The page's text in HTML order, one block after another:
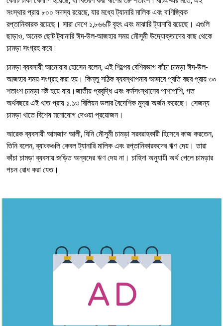
সংস্থার প্রায় ৮০০ সদস্য রয়েছে, যার মধ্যে ট্যানারি মালিক এবং বাণিজ্যিক
রপ্তানিকারক রয়েছে। সারা দেশে ১,৮৬৬টি বৃহৎ এবং মাঝারি ট্যানারি রয়েছে। এগুলি
ছাড়াও, অনেক ছোট ট্যানারি ঈদ-উল-আজহার সময় মৌসুমী উদ্যোক্তাদের কাছ থেকে
চামড়া সংগ্রহ করে।
চামড়া ব্যবসায়ী আনোয়ার হোসেন বলেন, এই শিল্পের বেশিরভাগ কাঁচা চামড়া ঈদ-উল-
আজহার সময় সংগ্রহ করা হয়। কিন্তু সঠিক ব্যবস্থাপনার অভাবে প্রতি বছর প্রায় ৩০
শতাংশ চামড়া নষ্ট হয়ে যায়।জাতীয় প্রবৃদ্ধি এবং কর্মসংস্থানের পাশাপাশি, গত
অর্থবছরে এই খাত প্রায় ১.১৩ বিলিয়ন ডলার বৈদেশিক মুদ্রা অর্জন করেছে। সেজন্য
চামড়া খাতে বিশেষ মনোযোগ দেওয়া প্রয়োজন।
আরেক ব্যবসায়ী আমজাদ আলী, যিনি মৌসুমী চামড়া সরবরাহকারী হিসেবে কাজ করতেন,
তিনি বলেন, ব্যাংকগুলি কেবল ট্যানারি মালিক এবং রপ্তানিকারকদের ঋণ দেয়। তারা
কাঁচা চামড়া ব্যবসায় জড়িত অন্যদের ঋণ দেয় না। চাহিদা অনুযায়ী অর্থ পেলে চামড়ার
পচন রোধ করা যেত।